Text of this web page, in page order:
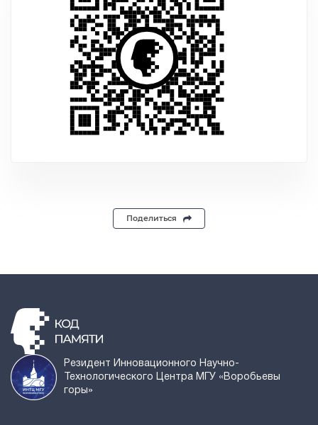
Поделиться
Резидент Инновационного Научно-
Технологического Центра МГУ «Воробьевы
горы»